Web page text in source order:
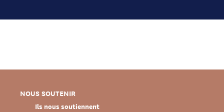
NOUS SOUTENIR
Ils nous soutiennent